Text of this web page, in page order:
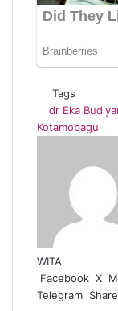
Tags
dr Eka
Kotamobagu
WITA
Facebook X
Telegram